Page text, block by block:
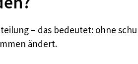
– das bedeutet: ohne
ändert.